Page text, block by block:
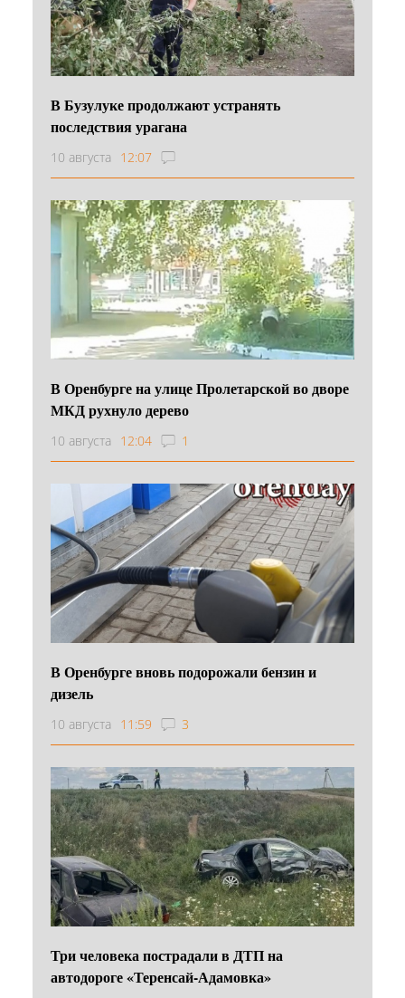
В Бузулуке продолжают устранять
последствия урагана
10 августа 12:07
В Оренбурге на улице Пролетарской во дворе
МКД рухнуло дерево
10 августа 12:04 1
В Оренбурге вновь подорожали бензин и
дизель
10 августа 11:59 3
Три человека пострадали в ДТП на
автодороге «Теренсай-Адамовка»